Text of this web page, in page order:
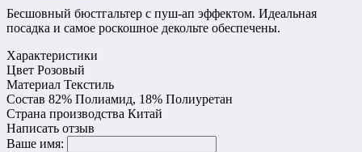
Бесшовный бюстгальтер с пуш-ап эффектом. Идеальная
посадка и самое роскошное декольте обеспечены.
Характеристики
Цвет Розовый
Материал Текстиль
Состав 82% Полиамид, 18% Полиуретан
Страна производства Китай
Написать отзыв
Ваше имя: